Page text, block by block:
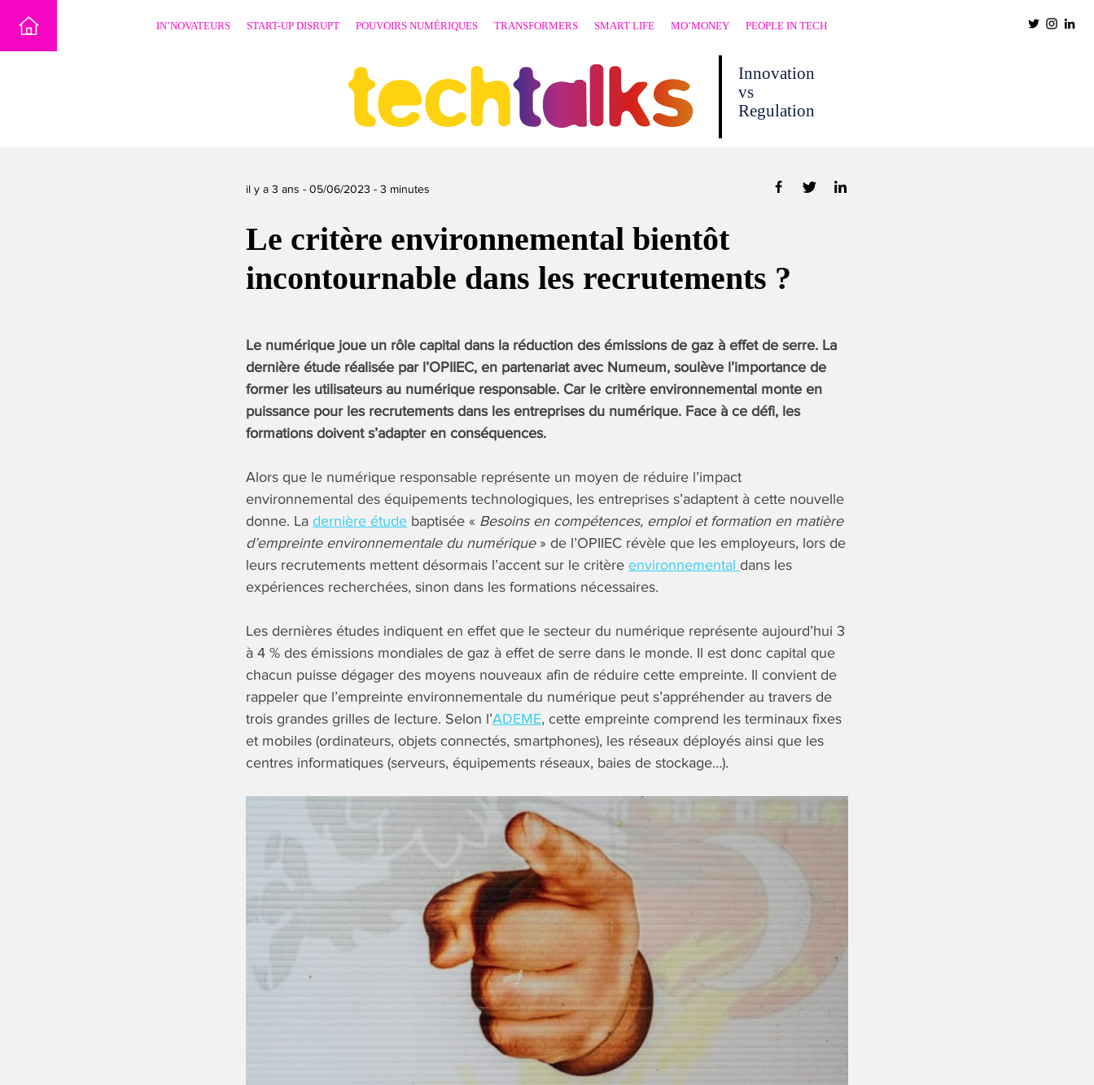
IN’NOVATEURS START-UP DISRUPT POUVOIRS NUMÉRIQUES TRANSFORMERS SMART LIFE MO’MONEY PEOPLE IN TECH
techtalks
Innovation
vs
Regulation
il y a 3 ans - 05/06/2023 - 3 minutes
Le critère environnemental bientôt
incontournable dans les recrutements ?
Le numérique joue un rôle capital dans la réduction des émissions de gaz à effet de serre. La
dernière étude réalisée par l’OPIIEC, en partenariat avec Numeum, soulève l’importance de
former les utilisateurs au numérique responsable. Car le critère environnemental monte en
puissance pour les recrutements dans les entreprises du numérique. Face à ce défi, les
formations doivent s’adapter en conséquences.
Alors que le numérique responsable représente un moyen de réduire l’impact
environnemental des équipements technologiques, les entreprises s’adaptent à cette nouvelle
donne. La dernière étude baptisée « Besoins en compétences, emploi et formation en matière
d’empreinte environnementale du numérique» de l’OPIIEC révèle que les employeurs, lors de
leurs recrutements mettent désormais l’accent sur le critère environnemental dans les
expériences recherchées, sinon dans les formations nécessaires.
Les dernières études indiquent en effet que le secteur du numérique représente aujourd’hui 3
à 4 % des émissions mondiales de gaz à effet de serre dans le monde. Il est donc capital que
chacun puisse dégager des moyens nouveaux afin de réduire cette empreinte. Il convient de
rappeler que l’empreinte environnementale du numérique peut s’appréhender au travers de
trois grandes grilles de lecture. Selon l’ADEME, cette empreinte comprend les terminaux fixes
et mobiles (ordinateurs, objets connectés, smartphones), les réseaux déployés ainsi que les
centres informatiques (serveurs, équipements réseaux, baies de stockage…).